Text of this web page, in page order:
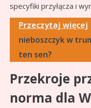
specyfiki przyłącza i
Przeczytaj więcej
nieboszczyk w
ten sen?
Przekroje
norma dla